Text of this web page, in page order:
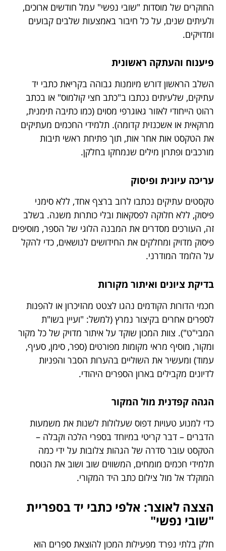
החוקרים של מוסדות "שובי נפשי" עמל חודשים ארוכים,
ולעיתים שנים, על כל חיבור באמצעות שלבים קבועים
ומדויקים.
פיענוח והעתקה ראשונית
השלב הראשון דורש מיומנות גבוהה בקריאת כתבי יד
עתיקים, שלעיתים נכתבו ב"כתב חצי קולמוס" או בכתב
רהוט הייחודי לאזור גאוגרפי מסוים (כמו כתיבה תימנית,
מרוקאית או אשכנזית קדומה). תלמידי החכמים מעתיקים
את הטקסט אות אחר אות, תוך פתיחת ראשי תיבות
מורכבים ופתרון מילים שנמחקו בחלקן.
עריכה עיונית ופיסוק
טקסטים עתיקים נכתבו לרוב ברצף אחד, ללא סימני
פיסוק, ללא חלוקה לפסקאות ובלי כותרות משנה. בשלב
זה, העורכים מסדרים את המבנה הלוגי של הספר, מוסיפים
פיסוק מדויק ומחלקים את החידושים לנושאים, כדי להקל
על הלומד המודרני.
בדיקת ציונים ואיתור מקורות
חכמי הדורות הקודמים נהגו לצטט מהזיכרון או להפנות
לספרים אחרים בקיצור נמרץ (למשל: "ועיין בשו"ת
המבי"ט"). צוות המכון שוקד על איתור מדויק של כל מקור
ומקור, מוסיף מראי מקומות מפורטים (ספר, סימן, סעיף,
עמוד) ומעשיר את השוליים בהערות הסבר והפניות
לדיונים מקבילים בארון הספרים היהודי.
הגהה קפדנית מול המקור
כדי למנוע טעויות דפוס שעלולות לשנות את משמעות
הדברים – דבר קריטי במיוחד בספרי הלכה וקבלה –
הטקסט עובר סדרה של הגהות צלובות על ידי כמה
תלמידי חכמים מומחים, המשווים שוב ושוב את הנוסח
המוקלד אל מול צילום כתב היד המקורי.
הצצה לאוצר: אלפי כתבי יד בספריית
"שובי נפשי"
חלק בלתי נפרד מפעילות המכון להוצאת ספרים הוא